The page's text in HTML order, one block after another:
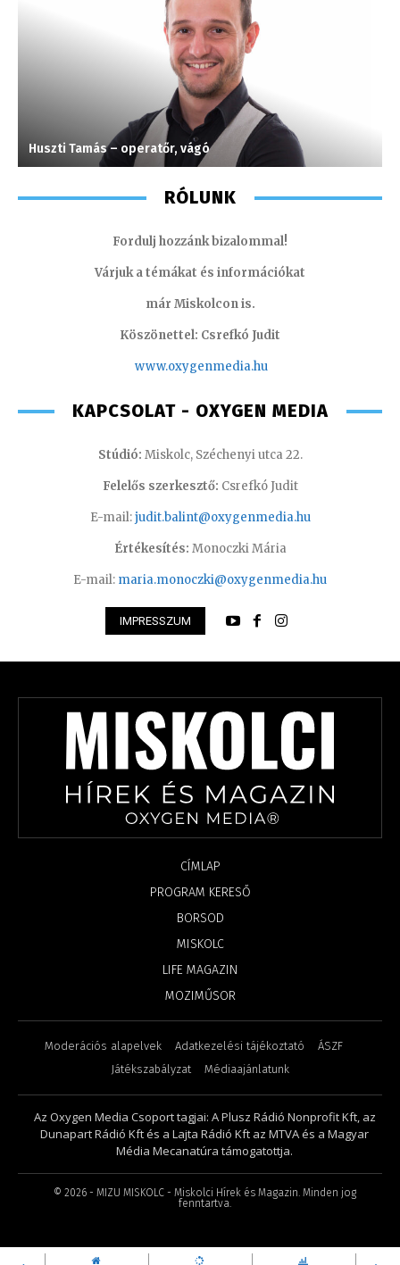
Huszti Tamás – operatőr, vágó
RÓLUNK
Fordulj hozzánk bizalommal!
Várjuk a témákat és információkat
már Miskolcon is.
Köszönettel: Csrefkó Judit
www.oxygenmedia.hu
KAPCSOLAT - OXYGEN MEDIA
Stúdió: Miskolc, Széchenyi utca 22.
Felelős szerkesztő: Csrefkó Judit
E-mail:judit.balint@oxygenmedia.hu
Értékesítés: Monoczki Mária
E-mail: maria.monoczki@oxygenmedia.hu
IMPRESSZUM
CÍMLAP
PROGRAM KERESŐ
BORSOD
MISKOLC
LIFE MAGAZIN
MOZIMŰSOR
Moderációs alapelvek Adatkezelési tájékoztató
ÁSZF
Játékszabályzat
Médiaajánlatunk
Az Oxygen Media Csoport tagjai: A Plusz Rádió Nonprofit Kft, az
Dunapart Rádió Kft és a Lajta Rádió Kft az MTVA és a Magyar
Média Mecanatúra támogatottja.
© 2026- MIZU MISKOLC - Miskolci Hírek és Magazin. Minden jog
fenntartva.